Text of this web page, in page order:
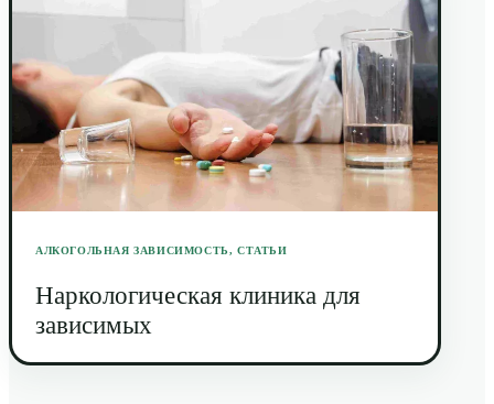
АЛКОГОЛЬНАЯ ЗАВИСИМОСТЬ,СТАТЬИ
Наркологическая клиника для
зависимых